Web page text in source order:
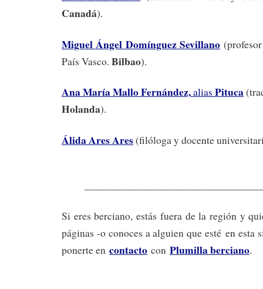
Canadá).
Miguel Ángel Domínguez Sevillano
País Vasco. Bilbao).
Ana María Mallo Fernández,alias Pituca
Holanda).
Álida Ares Ares(filóloga y docente
Si eres berciano, estás fuera de la región y
páginas -o conoces a alguien que esté en esta
ponerte en contacto con Plumilla berciano.